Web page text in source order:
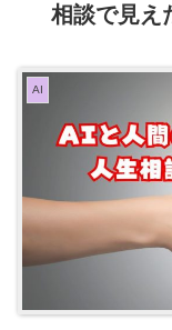
相談で見え
AI